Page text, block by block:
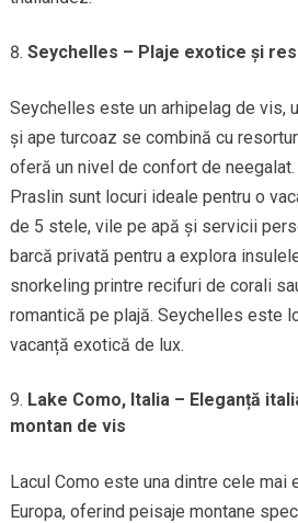
Seychelles – Plaje exotice și
Seychelles este un arhipelag de vis,
și ape turcoaz se combină cu
oferă un nivel de confort de
Praslin sunt locuri ideale pentru o
de 5 stele, vile pe apă și servicii
barcă privată pentru a explora
snorkeling printre recifuri de corali
romantică pe plajă. Seychelles este
vacanță exotică de lux.
Lake Como, Italia – Eleganță
montan de vis
Lacul Como este una dintre cele mai
Europa, oferind peisaje montane